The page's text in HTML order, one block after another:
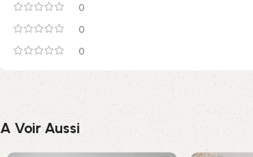
0
0
0
A Voir Aussi